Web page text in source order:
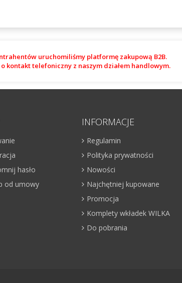
uruchomiliśmy platformę zakupową B2B.
kontakt telefoniczny z naszym działem handlowym.
hasło
od umowy
INFORMACJE
Regulamin
Polityka prywatności
Nowości
Najchętniej kupowane
Promocja
Komplety wkładek WILKA
Do pobrania